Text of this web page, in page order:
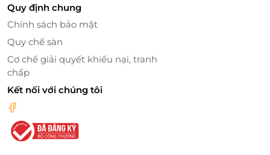
Quy định chung
Chính sách bảo mật
Quy chế sàn
Cơ chế giải quyết khiếu nại, tranh
chấp
Kết nối với chúng tôi